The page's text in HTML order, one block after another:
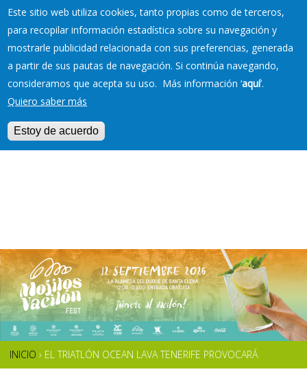
Este sitio web utiliza cookies, tanto propias como de terceros,
para recopilar información estadística sobre su navegación y
mostrarle publicidad relacionada con sus preferencias, generada
a partir de sus pautas de navegación. Si continúa navegando,
consideramos que acepta su uso. Más información ‘aquí’.
Quiero saber más
Estoy de acuerdo
RESERVAS EN TU
PLAYA
SE
INICIO › EL TRIATLÓN OCEAN LAVA TENERIFE PROVOCARÁ